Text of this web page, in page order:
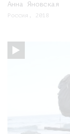
Анна Яновская
Россия, 2018